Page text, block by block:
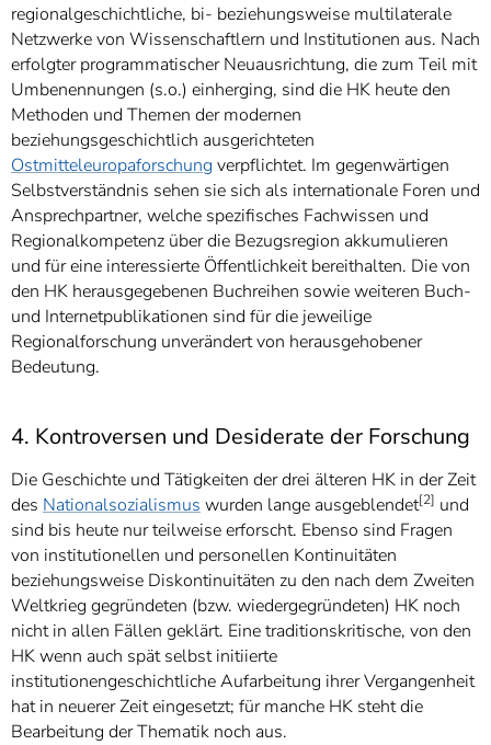
regionalgeschichtliche, bi- beziehungsweise multilaterale
Netzwerke von Wissenschaftlern und Institutionen aus. Nach
erfolgter programmatischer Neuausrichtung, die zum Teil mit
Umbenennungen (s.o.) einherging, sind die HK heute den
Methoden und Themen der modernen
beziehungsgeschichtlich ausgerichteten
Ostmitteleuropaforschung verpflichtet. Im gegenwärtigen
Selbstverständnis sehen sie sich als internationale Foren und
Ansprechpartner, welche spezifisches Fachwissen und
Regionalkompetenz über die Bezugsregion akkumulieren
und für eine interessierte Öffentlichkeit bereithalten. Die von
den HK herausgegebenen Buchreihen sowie weiteren Buch-
und Internetpublikationen sind für die jeweilige
Regionalforschung unverändert von herausgehobener
Bedeutung.
4. Kontroversen und Desiderate der Forschung
Die Geschichte und Tätigkeiten der drei älteren HK in der Zeit
des Nationalsozialismus wurden lange ausgeblendet[2] und
sind bis heute nur teilweise erforscht. Ebenso sind Fragen
von institutionellen und personellen Kontinuitäten
beziehungsweise Diskontinuitäten zu den nach dem Zweiten
Weltkrieg gegründeten (bzw. wiedergegründeten) HK noch
nicht in allen Fällen geklärt. Eine traditionskritische, von den
HK wenn auch spät selbst initiierte
institutionengeschichtliche Aufarbeitung ihrer Vergangenheit
hat in neuerer Zeit eingesetzt; für manche HK steht die
Bearbeitung der Thematik noch aus.